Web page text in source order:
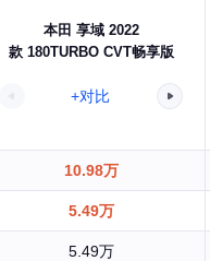
本田 享域 2022
款 180TURBO CVT畅享版
+对比
10.98万
5.49万
5.49万